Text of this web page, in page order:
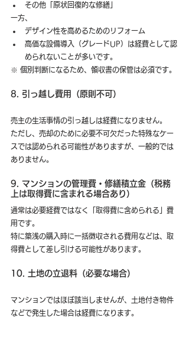
その他「原状回復的な修繕」
一方、
デザイン性を高めるためのリフォーム
高価な設備導入（グレードUP）は経費として認
められないことが多いです。
※ 個別判断になるため、領収書の保管は必須です。
8. 引っ越し費用（原則不可）
売主の生活事情の引っ越しは経費になりません。
ただし、売却のために必要不可欠だった特殊なケー
スでは認められる可能性がありますが、一般的では
ありません。
9. マンションの管理費・修繕積立金（税務
上は取得費に含まれる場合あり）
通常は必要経費ではなく「取得費に含められる」費
用です。
特に築浅の購入時に一括徴収される費用などは、取
得費として差し引ける可能性があります。
10. 土地の立退料（必要な場合）
マンションではほぼ該当しませんが、土地付き物件
などで発生した場合は経費になります。